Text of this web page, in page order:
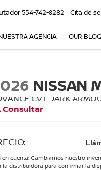
554-742-8282 Cita de
AGENCIA OUR BLOG
NISSAN
CVT DARK
Consultar
en cuenta: Cambiamos nuestro
la distribuidora para confirmar la